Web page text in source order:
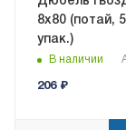
8x80 (потай,
упак.)
В наличии
206₽